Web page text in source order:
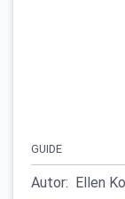
GUIDE
Autor: Ellen